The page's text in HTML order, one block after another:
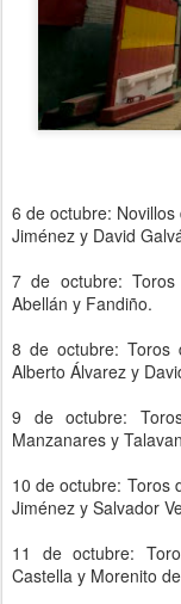
6 de octubre: Novillos
Jiménez y David
7 de octubre:
Abellán y Fandiño.
8 de octubre: Toros
Alberto Álvarez y
9 de octubre:
Manzanares y
10 de octubre: Toros
Jiménez y Salvador
11 de octubre:
Castella y Morenito